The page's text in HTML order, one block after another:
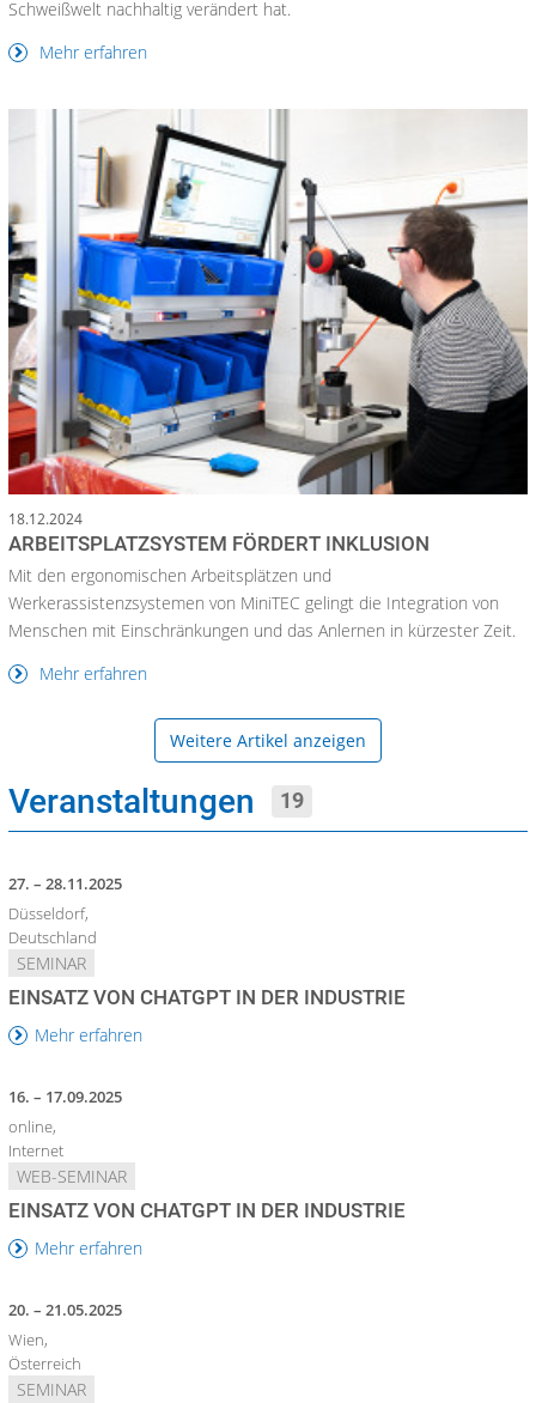
Schweißwelt nachhaltig verändert hat.
Mehr erfahren
18.12.2024
ARBEITSPLATZSYSTEM FÖRDERT INKLUSION
Mit den ergonomischen Arbeitsplätzen und
Werkerassistenzsystemen von MiniTEC gelingt die Integration von
Menschen mit Einschränkungen und das Anlernen in kürzester Zeit.
Mehr erfahren
Weitere Artikel anzeigen
Veranstaltungen 19
27. – 28.11.2025
Düsseldorf,
Deutschland
SEMINAR
EINSATZ VON CHATGPT IN DER INDUSTRIE
Mehr erfahren
16. – 17.09.2025
online,
Internet
WEB-SEMINAR
EINSATZ VON CHATGPT IN DER INDUSTRIE
Mehr erfahren
20. – 21.05.2025
Wien,
Österreich
SEMINAR